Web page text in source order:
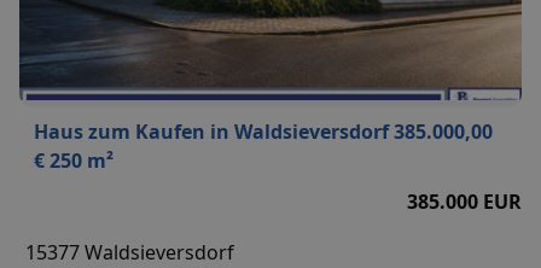
Haus zum Kaufen in Waldsieversdorf 385.000,00
€ 250 m²
385.000 EUR
15377 Waldsieversdorf